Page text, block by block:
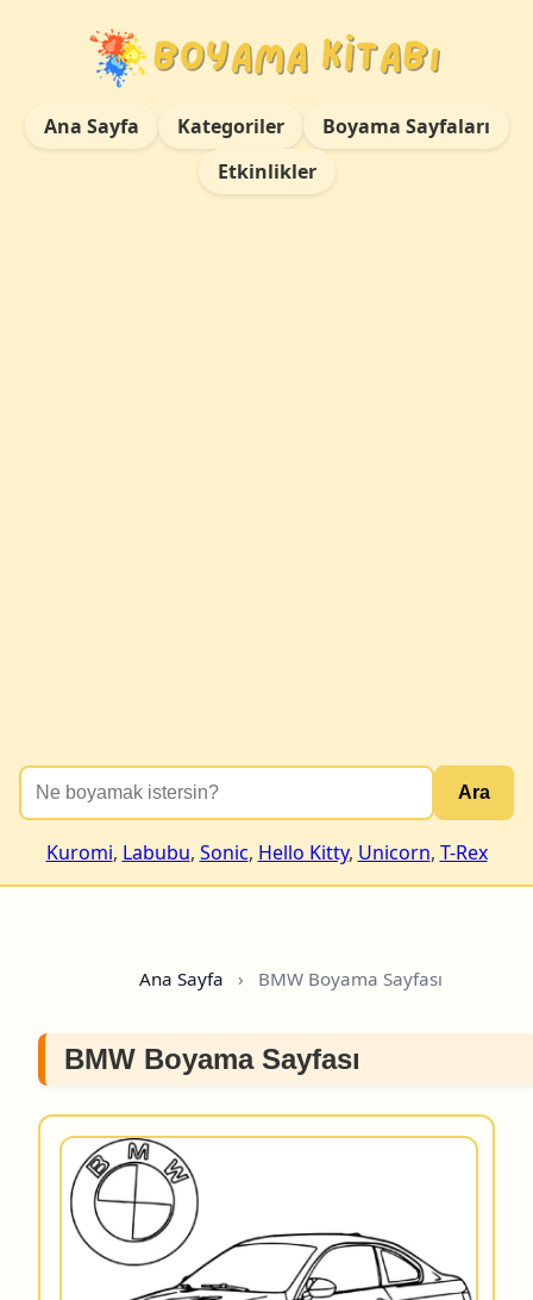
Ana Sayfa Kategoriler
Boyama Sayfaları
Etkinlikler
Ara
Kuromi, Labubu, Sonic, Hello Kitty, Unicorn, T-Rex
Ana Sayfa › BMW Boyama Sayfası
BMW Boyama Sayfası